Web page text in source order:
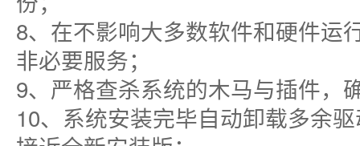
8、在不影响大多数软件和硬件运
非必要服务；
9、严格查杀系统的木马与插件，
10、系统安装完毕自动卸载多余